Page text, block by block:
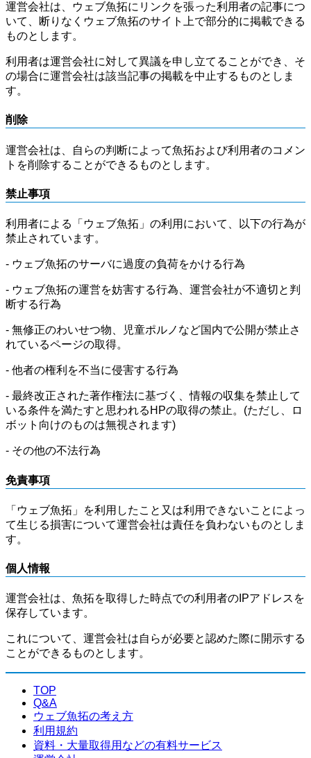
運営会社は、ウェブ魚拓にリンクを張った利用者の記事につ
いて、断りなくウェブ魚拓のサイト上で部分的に掲載できる
ものとします。
利用者は運営会社に対して異議を申し立てることができ、そ
の場合に運営会社は該当記事の掲載を中止するものとしま
す。
削除
運営会社は、自らの判断によって魚拓および利用者のコメン
トを削除することができるものとします。
禁止事項
利用者による「ウェブ魚拓」の利用において、以下の行為が
禁止されています。
- ウェブ魚拓のサーバに過度の負荷をかける行為
- ウェブ魚拓の運営を妨害する行為、運営会社が不適切と判
断する行為
- 無修正のわいせつ物、児童ポルノなど国内で公開が禁止さ
れているページの取得。
- 他者の権利を不当に侵害する行為
- 最終改正された著作権法に基づく、情報の収集を禁止して
いる条件を満たすと思われるHPの取得の禁止。(ただし、ロ
ボット向けのものは無視されます)
- その他の不法行為
免責事項
「ウェブ魚拓」を利用したこと又は利用できないことによっ
て生じる損害について運営会社は責任を負わないものとしま
す。
個人情報
運営会社は、魚拓を取得した時点での利用者のIPアドレスを
保存しています。
これについて、運営会社は自らが必要と認めた際に開示する
ことができるものとします。
TOP
Q&A
ウェブ魚拓の考え方
利用規約
資料・大量取得用などの有料サービス